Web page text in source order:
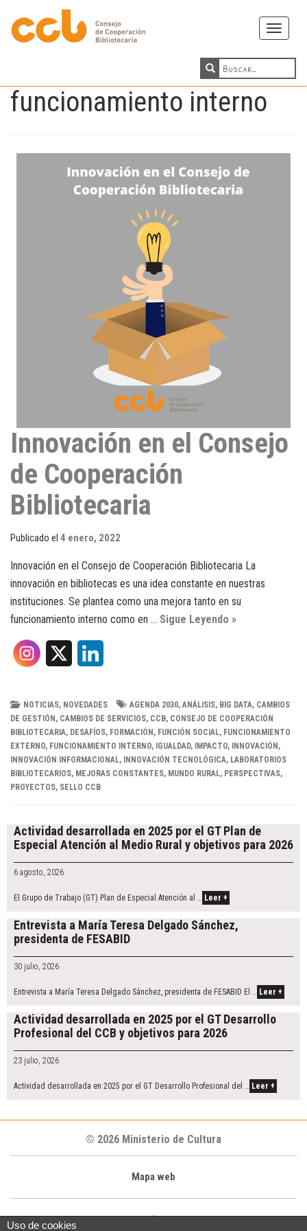
Toggle
funcionamiento interno
Innovación en el Consejo
de Cooperación
Bibliotecaria
Publicado el 4 enero, 2022
Innovación en el Consejo de Cooperación Bibliotecaria La
innovación en bibliotecas es una idea constante en nuestras
instituciones. Se plantea como una mejora tanto en su
funcionamiento interno como en … Sigue Leyendo »
n
k
e
n
NOTICIAS, NOVEDADES AGENDA 2030, ANÁLISIS, BIG DATA, CAMBIOS
DE GESTIÓN , CAMBIOS DE SERVICIOS, CCB, CONSEJO DE COOPERACIÓN
BIBLIOTECARIA, DESAFÍOS, FORMACIÓN , FUNCIÓN SOCIAL, FUNCIONAMIENTO
EXTERNO, FUNCIONAMIENTO INTERNO, IGUALDAD, IMPACTO, INNOVACIÓN ,
INNOVACIÓN INFORMACIONAL, INNOVACIÓN TECNOLÓGICA, LABORATORIOS
BIBLIOTECARIOS, MEJORAS CONSTANTES, MUNDO RURAL, PERSPECTIVAS,
PROYECTOS, SELLO CCB
navigation
Actividad desarrollada en 2025 por el GT Plan de
Especial Atención al Medio Rural y objetivos para 2026
6 agosto, 2026
El Grupo de Trabajo (GT) Plan de Especial Atención al … Leer +
Entrevista a María Teresa Delgado Sánchez,
presidenta de FESABID
30 julio, 2026
Entrevista a María Teresa Delgado Sánchez, presidenta de FESABID El … Leer +
Actividad desarrollada en 2025 por el GT Desarrollo
Profesional del CCB y objetivos para 2026
23 julio, 2026
Actividad desarrollada en 2025 por el GT Desarrollo Profesional del … Leer +
© 2026 Ministerio de Cultura
Mapa web
|
Uso de cookies